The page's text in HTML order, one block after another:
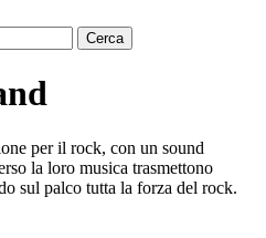
per il rock, con un sound
la loro musica trasmettono
sul palco tutta la forza del rock.